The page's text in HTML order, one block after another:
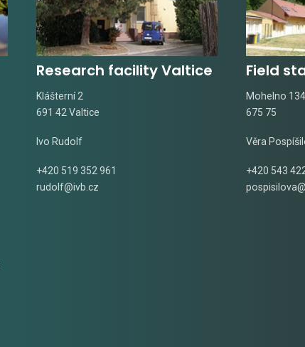
Research facility Valtice
Klášterní 2
691 42 Valtice
Ivo Rudolf
+420 519 352 961
rudolf@ivb.cz
Field
Mohelno 134
675 75
Věra
+420 543